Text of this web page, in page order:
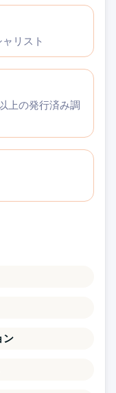
リスト
上の発行済み調
ン